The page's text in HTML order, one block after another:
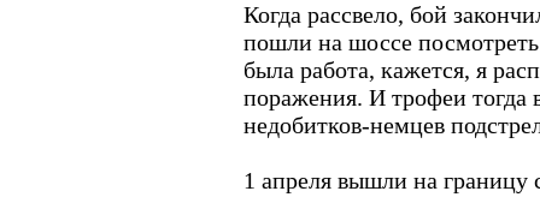
Когда рассвело, бой
пошли на шоссе
была работа, кажется, я
поражения. И трофеи тогда
недобитков-немцев
1 апреля вышли на границу